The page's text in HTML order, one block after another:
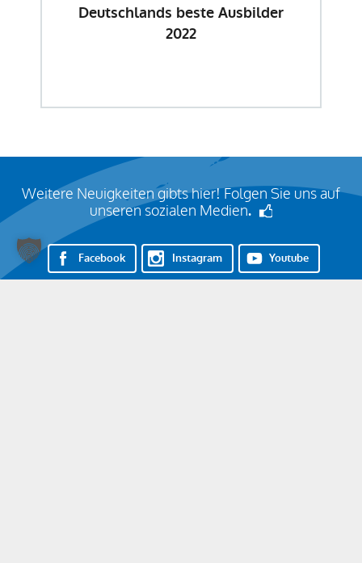
Deutschlands beste Ausbilder
2022
Weitere Neuigkeiten gibts hier! Folgen Sie uns auf
unseren sozialen Medien.
Facebook Instagram Youtube